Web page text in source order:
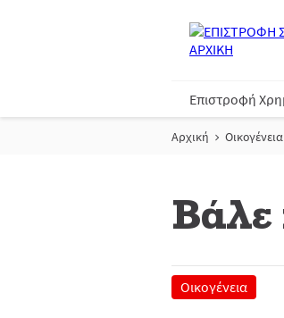
Επιστροφή
Αρχική Οικογένεια
Βάλε
Οικογένεια